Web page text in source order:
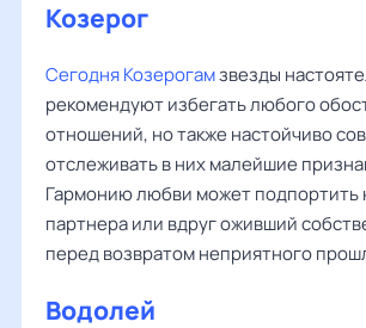
Козерог
Сегодня Козерогамзвезды
рекомендуют избегать любого
отношений, но также настойчиво
отслеживать в них малейшие
Гармонию любви может подпортить
партнера или вдруг оживший
перед возвратом неприятного
Водолей